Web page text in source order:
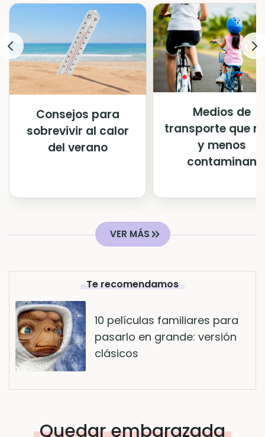
Consejos para
sobrevivir al calor
del verano
Medios de
transporte que
y menos
contaminan
VER MÁS
Te recomendamos
10 películas familiares para
pasarlo en grande: versión
clásicos
Quedar embarazada